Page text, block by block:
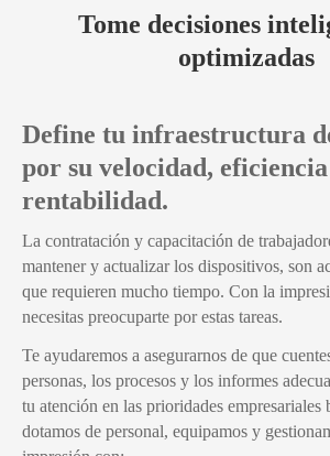
Tome decisiones
optimizadas
Define tu infraestructura
por su velocidad,
rentabilidad.
La contratación y capacitación de
mantener y actualizar los dispositivos, son
que requieren mucho tiempo. Con la
necesitas preocuparte por estas tareas.
Te ayudaremos a asegurarnos de que
personas, los procesos y los informes
tu atención en las prioridades empresariales
dotamos de personal, equipamos y